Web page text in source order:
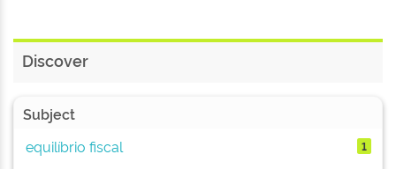
Discover
Subject
equilíbrio fiscal
1